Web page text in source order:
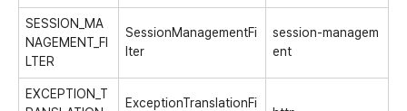
SESSION_MA
NAGEMENT_FI
LTER
SessionManagementFi
lter
session-managem
ent
EXCEPTION_T
ExceptionTranslationFi